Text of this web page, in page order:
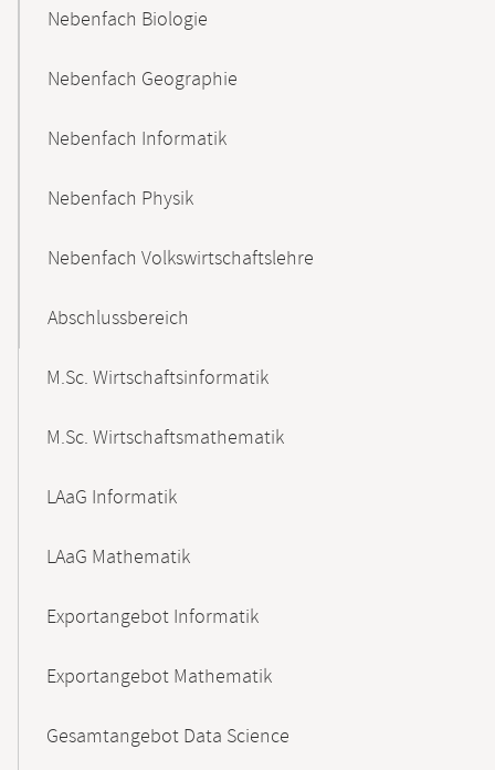
Nebenfach Biologie
Nebenfach Geographie
Nebenfach Informatik
Nebenfach Physik
Nebenfach Volkswirtschaftslehre
Abschlussbereich
M.Sc. Wirtschaftsinformatik
M.Sc. Wirtschaftsmathematik
LAaG Informatik
LAaG Mathematik
Exportangebot Informatik
Exportangebot Mathematik
Gesamtangebot Data Science